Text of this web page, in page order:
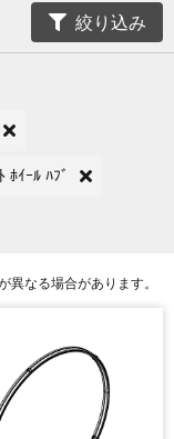
絞り込み
ﾎｲｰﾙ ﾊﾌﾞ
異なる場合があります。